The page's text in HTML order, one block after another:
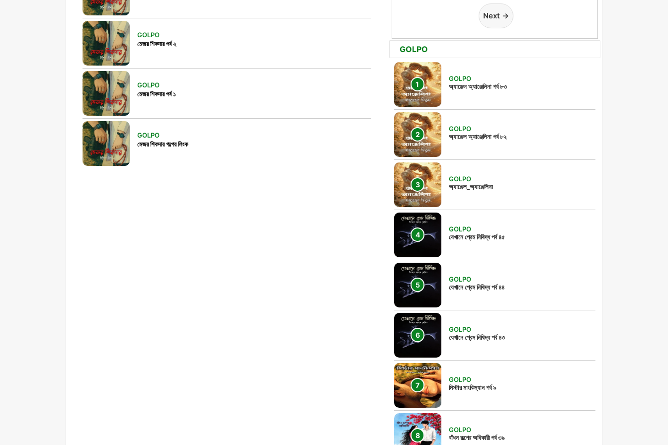
GOLPO
মেজর শিকদার পর্ব ২
GOLPO
মেজর শিকদার পর্ব ১
GOLPO
মেজর শিকদার গল্পের লিংক
Next →
GOLPO
GOLPO
অ্যাঞ্জেল অ্যাঞ্জেলিনা পর্ব ৮৩
GOLPO
অ্যাঞ্জেল অ্যাঞ্জেলিনা পর্ব ৮২
GOLPO
অ্যাঞ্জেল_অ্যাঞ্জেলিনা
GOLPO
যেখানে প্রেম নিষিদ্ধ পর্ব ৪৫
GOLPO
যেখানে প্রেম নিষিদ্ধ পর্ব ৪৪
GOLPO
যেখানে প্রেম নিষিদ্ধ পর্ব ৪৩
GOLPO
মিস্টার মাংকিম্যান পর্ব ৯
GOLPO
বাঁধন রূপের অধিকারী পর্ব ৩৯